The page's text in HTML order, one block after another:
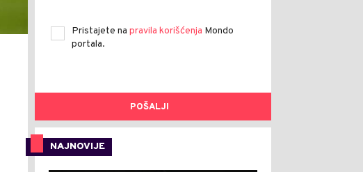
Pristajete na pravila korišćenja Mondo
portala.
POŠALJI
NAJNOVIJE